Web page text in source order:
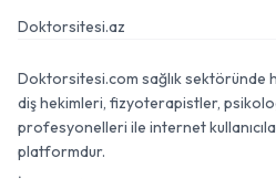
Doktorsitesi.az
Doktorsitesi.com sağlık sektöründe
diş hekimleri, fizyoterapistler,
profesyonelleri ile internet
platformdur.